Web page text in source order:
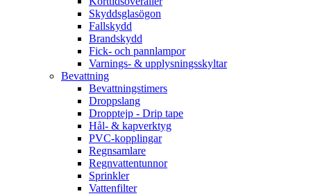
Skyddsglasögon
Fallskydd
Brandskydd
Fick- och pannlampor
Varnings- & upplysningsskyltar
Bevattning
Bevattningstimers
Droppslang
Dropptejp - Drip tape
Hål- & kapverktyg
PVC-kopplingar
Regnsamlare
Regnvattentunnor
Sprinkler
Vattenfilter